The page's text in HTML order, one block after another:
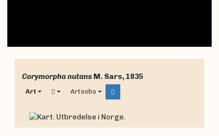
Corymorpha nutans M. Sars, 1835
Art Artsobs